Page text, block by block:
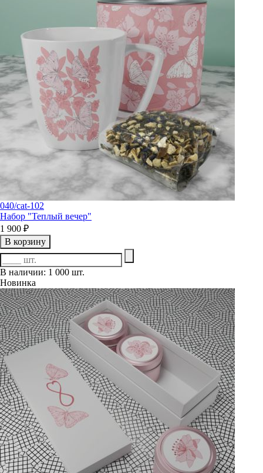
040/cat-102
Набор "Теплый вечер"
1 900 ₽
В корзину
В наличии: 1 000 шт.
Новинка